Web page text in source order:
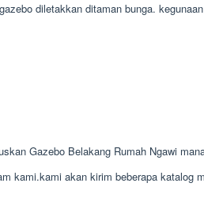
diletakkan ditaman bunga.
Gazebo Belakang Rumah Ngawi
kami.kami akan kirim beberapa